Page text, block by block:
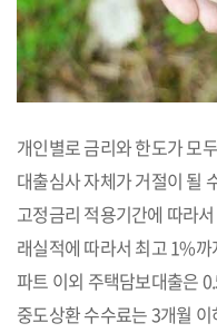
개인별로 금리와 한도가 모
대출심사 자체가 거절이 될
고정금리 적용기간에 따라
래실적에 따라서 최고 1%
파트 이외 주택담보대출은
중도상환 수수료는 3개월